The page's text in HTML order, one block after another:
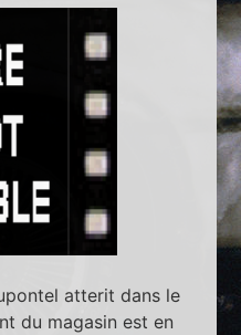
atterit dans le
du magasin est en